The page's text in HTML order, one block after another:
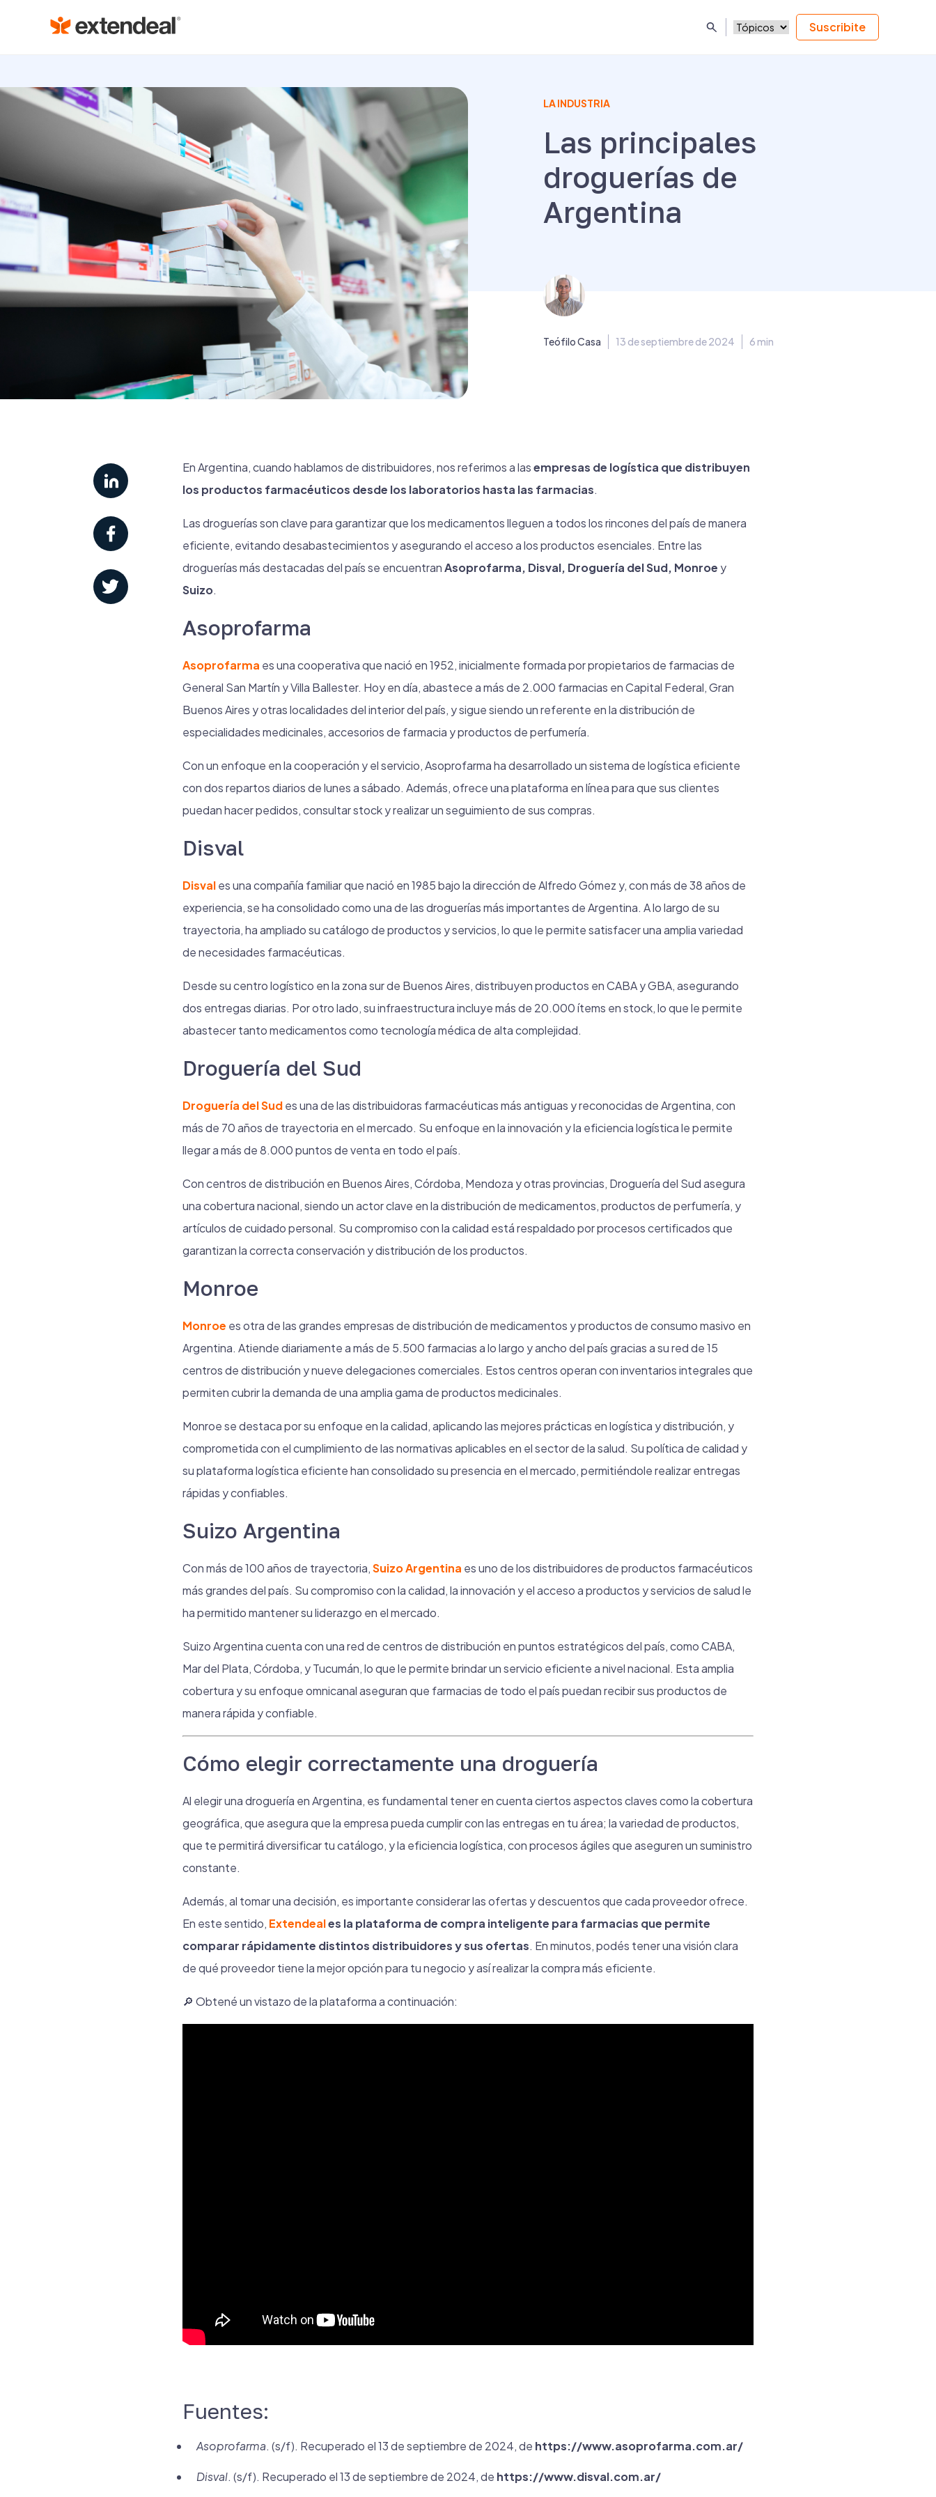
Suscribite
LA INDUSTRIA
Las principales
droguerías de
Argentina
Teófilo Casa 13 de septiembre de 2024 6 min
En Argentina, cuando hablamos de distribuidores, nos referimos a lasempresas de logística que distribuyen
los productos farmacéuticos desde los laboratorios hasta las farmacias.
Las droguerías son clave para garantizar que los medicamentos lleguen a todos los rincones del país de manera
eficiente, evitando desabastecimientos y asegurando el acceso a los productos esenciales. Entre las
droguerías más destacadas del país se encuentranAsoprofarma, Disval, Droguería del Sud, Monroe y
Suizo.
Asoprofarma
Asoprofarma es una cooperativa que nació en 1952, inicialmente formada por propietarios de farmacias de
General San Martín y Villa Ballester. Hoy en día, abastece a más de 2.000 farmacias en Capital Federal, Gran
Buenos Aires y otras localidades del interior del país, y sigue siendo un referente en la distribución de
especialidades medicinales, accesorios de farmacia y productos de perfumería.
Con un enfoque en la cooperación y el servicio, Asoprofarma ha desarrollado un sistema de logística eficiente
con dos repartos diarios de lunes a sábado. Además, ofrece una plataforma en línea para que sus clientes
puedan hacer pedidos, consultar stock y realizar un seguimiento de sus compras.
Disval
Disvales una compañía familiar que nació en 1985 bajo la dirección de Alfredo Gómez y, con más de 38 años de
experiencia, se ha consolidado como una de las droguerías más importantes de Argentina. A lo largo de su
trayectoria, ha ampliado su catálogo de productos y servicios, lo que le permite satisfacer una amplia variedad
de necesidades farmacéuticas.
Desde su centro logístico en la zona sur de Buenos Aires, distribuyen productos en CABA y GBA, asegurando
dos entregas diarias. Por otro lado, su infraestructura incluye más de 20.000 ítems en stock, lo que le permite
abastecer tanto medicamentos como tecnología médica de alta complejidad.
Droguería del Sud
Droguería del Sudes una de las distribuidoras farmacéuticas más antiguas y reconocidas de Argentina, con
más de 70 años de trayectoria en el mercado. Su enfoque en la innovación y la eficiencia logística le permite
llegar a más de 8.000 puntos de venta en todo el país.
Con centros de distribución en Buenos Aires, Córdoba, Mendoza y otras provincias, Droguería del Sud asegura
una cobertura nacional, siendo un actor clave en la distribución de medicamentos, productos de perfumería, y
artículos de cuidado personal. Su compromiso con la calidad está respaldado por procesos certificados que
garantizan la correcta conservación y distribución de los productos.
Monroe
Monroe es otra de las grandes empresas de distribución de medicamentos y productos de consumo masivo en
Argentina. Atiende diariamente a más de 5.500 farmacias a lo largo y ancho del país gracias a su red de 15
centros de distribución y nueve delegaciones comerciales. Estos centros operan con inventarios integrales que
permiten cubrir la demanda de una amplia gama de productos medicinales.
Monroe se destaca por su enfoque en la calidad, aplicando las mejores prácticas en logística y distribución, y
comprometida con el cumplimiento de las normativas aplicables en el sector de la salud. Su política de calidad y
su plataforma logística eficiente han consolidado su presencia en el mercado, permitiéndole realizar entregas
rápidas y confiables.
Suizo Argentina
Con más de 100 años de trayectoria,Suizo Argentina es uno de los distribuidores de productos farmacéuticos
más grandes del país. Su compromiso con la calidad, la innovación y el acceso a productos y servicios de salud le
ha permitido mantener su liderazgo en el mercado.
Suizo Argentina cuenta con una red de centros de distribución en puntos estratégicos del país, como CABA,
Mar del Plata, Córdoba, y Tucumán, lo que le permite brindar un servicio eficiente a nivel nacional. Esta amplia
cobertura y su enfoque omnicanal aseguran que farmacias de todo el país puedan recibir sus productos de
manera rápida y confiable.
Cómo elegir correctamente una droguería
Al elegir una droguería en Argentina, es fundamental tener en cuenta ciertos aspectos claves como la cobertura
geográfica, que asegura que la empresa pueda cumplir con las entregas en tu área; la variedad de productos,
que te permitirá diversificar tu catálogo, y la eficiencia logística, con procesos ágiles que aseguren un suministro
constante.
Además, al tomar una decisión, es importante considerar las ofertas y descuentos que cada proveedor ofrece.
En este sentido, Extendeales la plataforma de compra inteligente para farmacias que permite
comparar rápidamente distintos distribuidores y sus ofertas. En minutos, podés tener una visión clara
de qué proveedor tiene la mejor opción para tu negocio y así realizar la compra más eficiente.
🔎 Obtené un vistazo de la plataforma a continuación:
Fuentes:
Asoprofarma. (s/f). Recuperado el 13 de septiembre de 2024, de https://www.asoprofarma.com.ar/
Disval. (s/f). Recuperado el 13 de septiembre de 2024, de https://www.disval.com.ar/